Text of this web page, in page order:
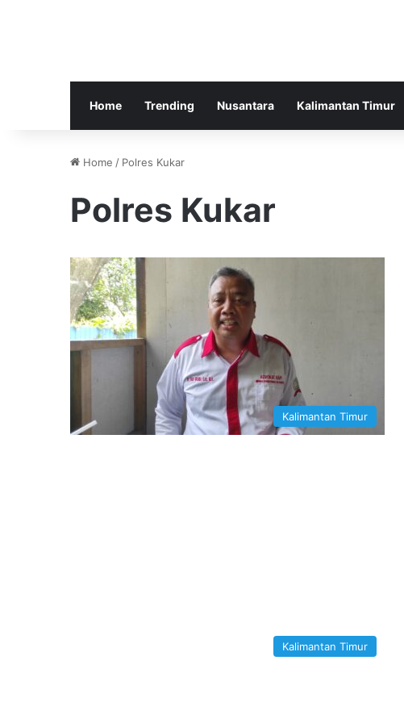
Home Trending Nusantara Kalimantan Timur
Home / Polres Kukar
Polres Kukar
Kalimantan Timur
Kalimantan Timur